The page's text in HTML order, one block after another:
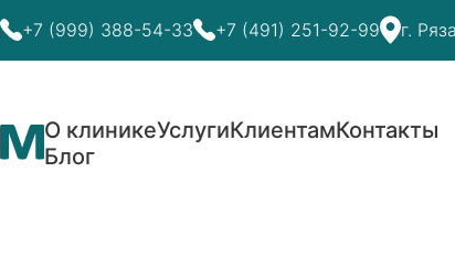
+7 (999) 388-54-33 +7 (491) 251-92-99 г.
О клиникеУслугиКлиентамКонтакты
Блог